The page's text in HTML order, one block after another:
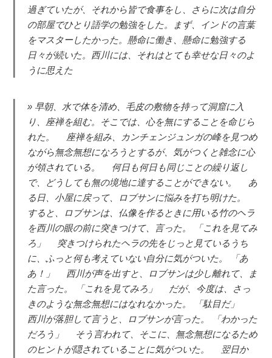
過ぎていたが、それから皆で食事をし、さらに次は自分
の部屋でひとり語学の勉強をした。まず、インドの言葉
をマスターしたかった。懸命に働き、懸命に勉強する
日々が続いた。西川には、それはとても幸せな日々のよ
うに思えた
早朝、水で体を清め、毛皮の敷物を持って洞窟に入
り、座禅を組む。そこでは、心を無にすることを命じら
れた。 座禅を組み、カンチェンジュンガの峰を見つめ
ながら無念無想になろうとするが、気がつくと雑念に心
が領されている。 何日も何日も同じことの繰り返し
で、どうしても無の境地に達することができない。 あ
る日、小屋に戻って、ロブサンに悩みを打ち明けた。
すると、ロブサンは、仏像を作るときに用いる竹のヘラ
を西川の眼の前に突きつけて、言った。 「これを見てみ
ろ」 突きつけられたヘラの先をじっと見ているうち
に、ふっと何も考えていない自分に気がついた。 「あ
あ！」 西川が声を出すと、ロブサンは少し離れて、ま
た言った。 「これを見てみろ」 だが、今度は、さっ
きのような無念無想にはなれなかった。 「駄目だ」
西川が落胆して言うと、ロブサンが言った。 「わかった
だろう」 そう言われて、そこに、無念無想になるため
のヒントが隠されていることに気がついた。 翌日か